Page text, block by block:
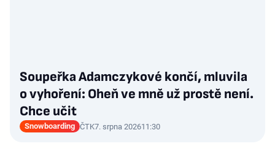
Soupeřka Adamczykové končí, mluvila
o vyhoření: Oheň ve mně už prostě není.
Chce učit
Snowboarding ČTK7. srpna 202611:30